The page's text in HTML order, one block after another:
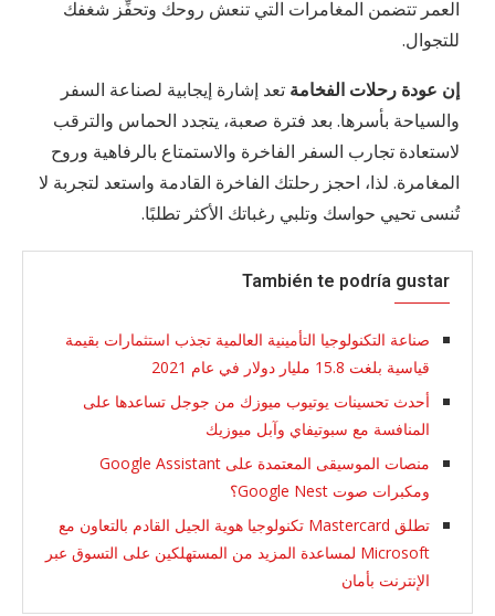
العمر تتضمن المغامرات التي تنعش روحك وتحفِّز شغفك
للتجوال.
إن عودة رحلات الفخامة تعد إشارة إيجابية لصناعة السفر
والسياحة بأسرها. بعد فترة صعبة، يتجدد الحماس والترقب
لاستعادة تجارب السفر الفاخرة والاستمتاع بالرفاهية وروح
المغامرة. لذا، احجز رحلتك الفاخرة القادمة واستعد لتجربة لا
تُنسى تحيي حواسك وتلبي رغباتك الأكثر تطلبًا.
También te podría gustar
صناعة التكنولوجيا التأمينية العالمية تجذب استثمارات بقيمة
قياسية بلغت 15.8 مليار دولار في عام 2021
أحدث تحسينات يوتيوب ميوزك من جوجل تساعدها على
المنافسة مع سبوتيفاي وآبل ميوزيك
منصات الموسيقى المعتمدة على Google Assistant
ومكبرات صوت Google Nest؟
تطلق Mastercard تكنولوجيا هوية الجيل القادم بالتعاون مع
Microsoft لمساعدة المزيد من المستهلكين على التسوق عبر
الإنترنت بأمان